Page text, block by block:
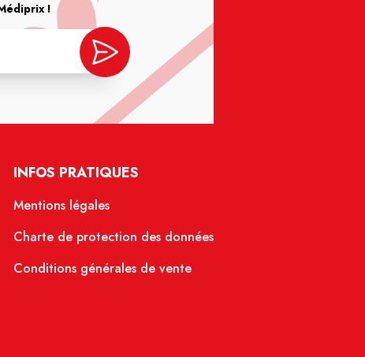
!
INFOS PRATIQUES
Mentions légales
Charte de protection des données
Conditions générales de vente